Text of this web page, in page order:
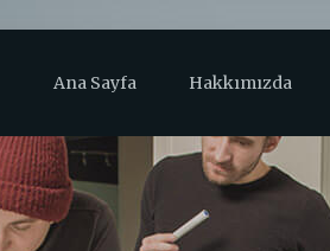
Ana Sayfa Hakkımızda